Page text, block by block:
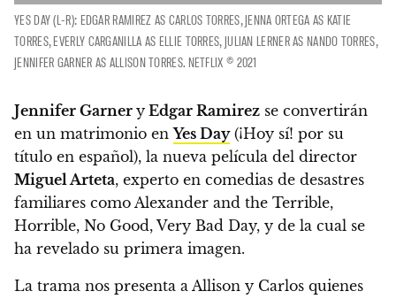
YES DAY (L-R): EDGAR RAMIREZ AS CARLOS TORRES, JENNA ORTEGA AS KATIE
TORRES, EVERLY CARGANILLA AS ELLIE TORRES, JULIAN LERNER AS NANDO TORRES,
JENNIFER GARNER AS ALLISON TORRES. NETFLIX © 2021
Jennifer Garner y Edgar Ramirez se convertirán
en un matrimonio enYes Day(¡Hoy sí! por su
título en español), la nueva película del director
Miguel Arteta, experto en comedias de desastres
familiares como Alexander and the Terrible,
Horrible, No Good, Very Bad Day, y de la cual se
ha revelado su primera imagen.
La trama nos presenta a Allison y Carlos quienes